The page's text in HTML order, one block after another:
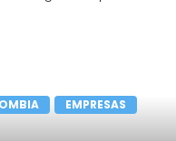
EMPRESAS